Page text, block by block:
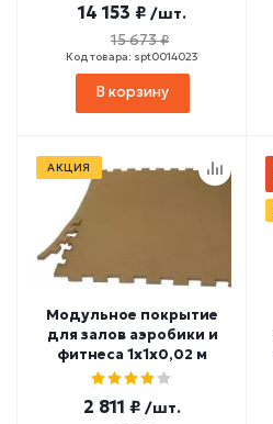
14 153 ₽ /шт.
15 673 ₽
Код товара: spt0014023
В корзину
АКЦИЯ
Модульное покрытие
для залов аэробики и
фитнеса 1х1х0,02 м
2 811 ₽ /шт.